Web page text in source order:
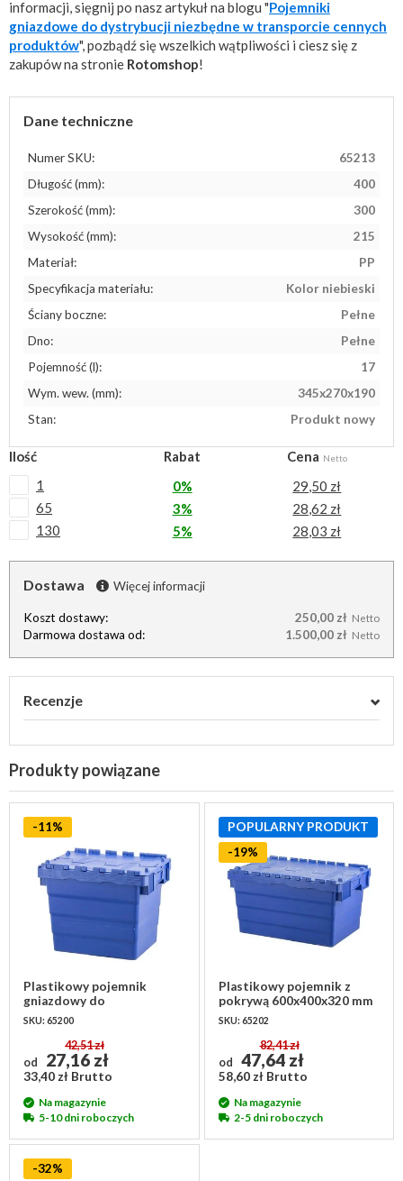
informacji, sięgnij po nasz artykuł na blogu "Pojemniki
gniazdowe do dystrybucji niezbędne w transporcie cennych
produktów", pozbądź się wszelkich wątpliwości i ciesz się z
zakupów na stronie Rotomshop!
Dane techniczne
Numer SKU:
65213
Długość (mm):
400
Szerokość (mm):
300
Wysokość (mm):
215
Materiał:
PP
Specyfikacja materiału:
Kolor niebieski
Ściany boczne:
Pełne
Dno:
Pełne
Pojemność (l):
17
Wym. wew. (mm):
345x270x190
Stan:
Produkt nowy
Ilość Rabat Cena Netto
1 0%
29,50 zł
65
3%
28,62 zł
130
5% 28,03 zł
Dostawa Więcej informacji
Koszt dostawy: 250,00 zł Netto
Darmowa dostawa od: 1.500,00 zł Netto
Recenzje
Produkty powiązane
-11%
Plastikowy pojemnik
gniazdowy do
sztaplowania 400x300x320
mm z 2 częściowa pokrywą
SKU: 65200
od
42,51 zł
27,16 zł
33,40 zł Brutto
Na magazynie
5-10 dni roboczych
POPULARNY PRODUKT
-19%
Plastikowy pojemnik z
pokrywą 600x400x320 mm
SKU: 65202
od
82,41 zł
47,64 zł
58,60 zł Brutto
Na magazynie
2-5 dni roboczych
-32%